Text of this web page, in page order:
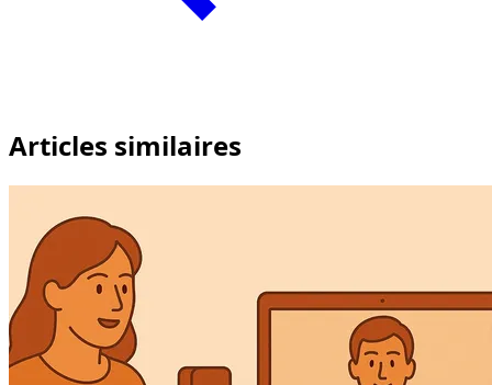
Articles similaires